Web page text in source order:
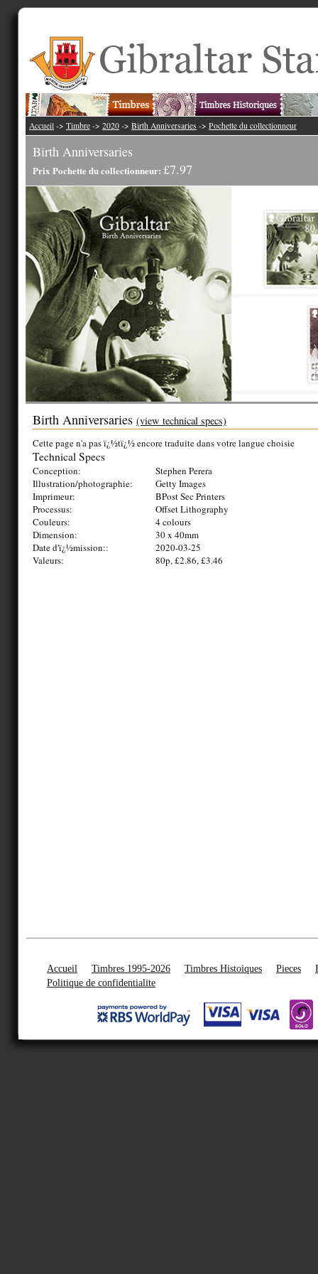
Accueil -> Timbre -> 2020 -> Birth Anniversaries -> Pochette du collectionneur
Birth Anniversaries
Prix Pochette du collectionneur: £7.97
Birth Anniversaries (view technical specs)
Cette page n'a pas ï¿½tï¿½ encore traduite dans votre langue choisie
Technical Specs
Conception:
Stephen Perera
Illustration/photographie:
Getty Images
Imprimeur:
BPost Sec Printers
Processus:
Offset Lithography
Couleurs:
4 colours
Dimension:
30 x 40mm
Date d'ï¿½mission::
2020-03-25
Valeurs:
80p, £2.86, £3.46
Accueil Timbres 1995-2026 Timbres Histoiques Pieces
Politique de confidentialite